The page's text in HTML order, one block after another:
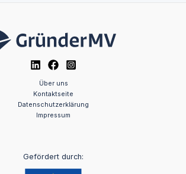
Über uns
Kontaktseite
Datenschutzerklärung
Impressum
Gefördert durch: